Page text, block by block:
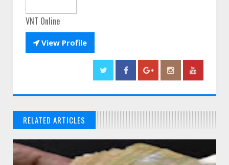
VNT Online
View Profile
RELATED ARTICLES
// THATS WHAT YOU MIGHT BE LOOKING FOR